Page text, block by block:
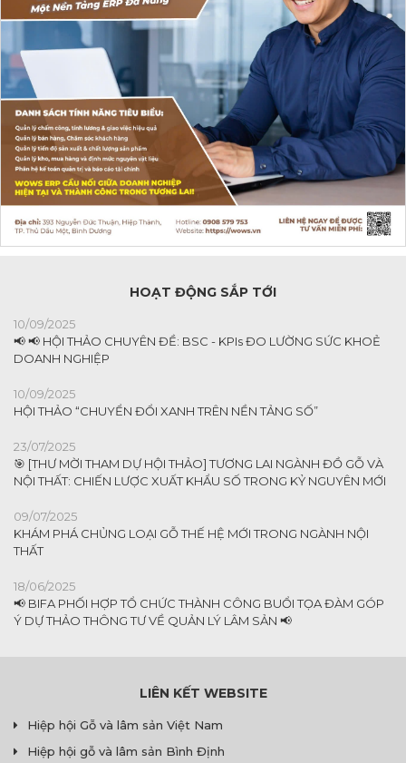
HOẠT ĐỘNG SẮP TỚI
10/09/2025
📢 📢 HỘI THẢO CHUYÊN ĐỀ: BSC - KPIs ĐO LƯỜNG SỨC KHOẺ
DOANH NGHIỆP
10/09/2025
HỘI THẢO “CHUYỂN ĐỔI XANH TRÊN NỀN TẢNG SỐ”
23/07/2025
🎯 [THƯ MỜI THAM DỰ HỘI THẢO] TƯƠNG LAI NGÀNH ĐỒ GỖ VÀ
NỘI THẤT: CHIẾN LƯỢC XUẤT KHẨU SỐ TRONG KỶ NGUYÊN MỚI
09/07/2025
KHÁM PHÁ CHỦNG LOẠI GỖ THẾ HỆ MỚI TRONG NGÀNH NỘI
THẤT
18/06/2025
📢 BIFA PHỐI HỢP TỔ CHỨC THÀNH CÔNG BUỔI TỌA ĐÀM GÓP
Ý DỰ THẢO THÔNG TƯ VỀ QUẢN LÝ LÂM SẢN 📢
LIÊN KẾT WEBSITE
Hiệp hội Gỗ và lâm sản Việt Nam
Hiệp hội gỗ và lâm sản Bình Định